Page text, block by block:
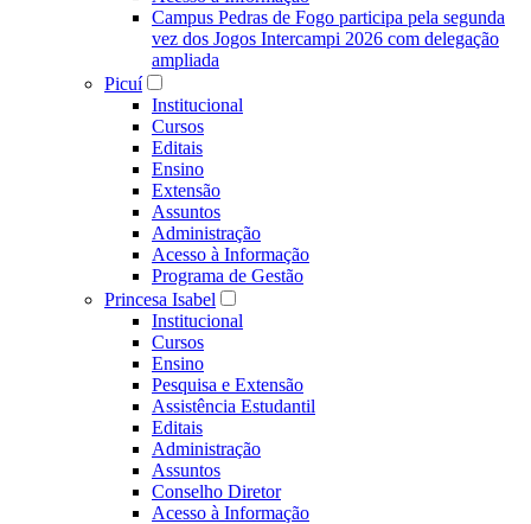
Campus Pedras de Fogo participa pela segunda
vez dos Jogos Intercampi 2026 com delegação
ampliada
Picuí
Institucional
Cursos
Editais
Ensino
Extensão
Assuntos
Administração
Acesso à Informação
Programa de Gestão
Princesa Isabel
Institucional
Cursos
Ensino
Pesquisa e Extensão
Assistência Estudantil
Editais
Administração
Assuntos
Conselho Diretor
Acesso à Informação